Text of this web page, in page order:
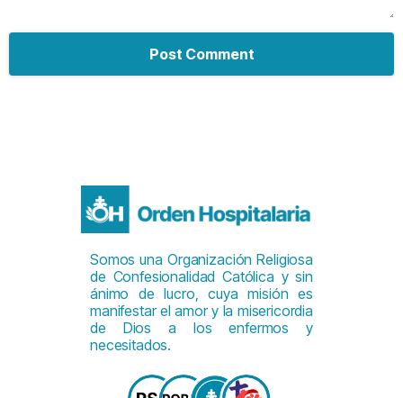
Somos una Organización Religiosa
de Confesionalidad Católica y sin
ánimo de lucro, cuya misión es
manifestar el amor y la misericordia
de Dios a los enfermos y
necesitados.